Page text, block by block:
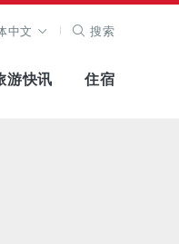
中文 搜索
游快讯 住宿